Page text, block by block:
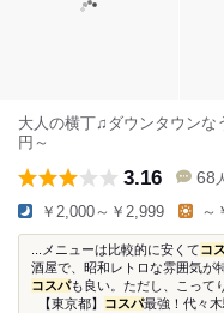
大人の横丁♫ダウンタウンな
円～
3.16 68 人
￥2,000～￥2,999 ～
...メニューは比較的に安くてコ
酒屋で、昭和レトロな雰囲気が
コスパも良い。ただし、こって
【東京都】 コスパ最強！代々木